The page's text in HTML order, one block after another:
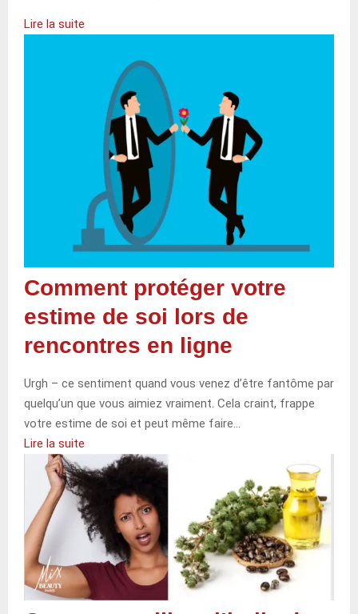
Lire la suite
Comment protéger votre
estime de soi lors de
rencontres en ligne
Urgh – ce sentiment quand vous venez d’être fantôme par
quelqu’un que vous aimiez vraiment. Cela craint, frappe
votre estime de soi et peut même faire…
Lire la suite